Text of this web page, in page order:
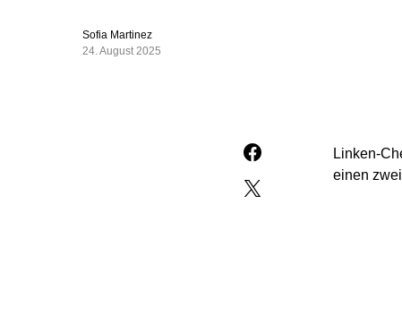
Sofia Martinez
24. August 2025
Linken-
einen